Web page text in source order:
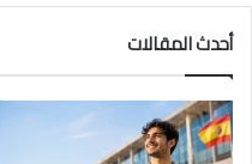
أحدث المقالات